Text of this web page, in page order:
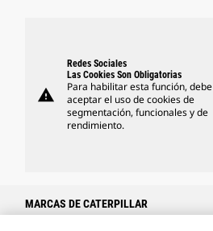
warning
Redes Sociales
Las Cookies Son Obligatorias
Para habilitar esta función, debe
aceptar el uso de cookies de
segmentación, funcionales y de
rendimiento.
MARCAS DE CATERPILLAR